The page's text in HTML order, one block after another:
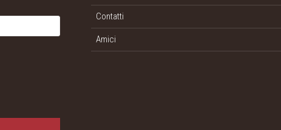
Contatti
Amici